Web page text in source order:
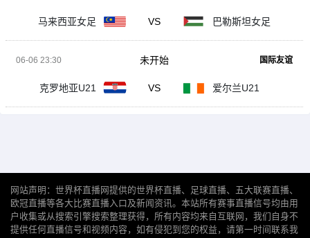
马来西亚女足 VS 巴勒斯坦女足
06-06 23:30 国际友谊
克罗地亚U21 VS 爱尔兰U21
未开始
网站声明：世界杯直播网提供的世界杯直播、足球直播、五大联赛直播、
欧冠直播等各大比赛直播入口及新闻资讯。本站所有赛事直播信号均由用
户收集或从搜索引擎搜索整理获得，所有内容均来自互联网，我们自身不
提供任何直播信号和视频内容，如有侵犯到您的权益，请第一时间联系我